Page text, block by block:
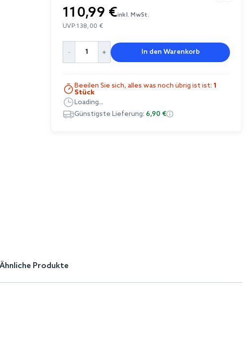
110,99 €inkl. MwSt.
UVP:138,00 €
In den Warenkorb
Beeilen Sie sich, alles was noch übrig ist ist: 1
Stück
Loading...
Günstigste Lieferung: 6,90 €
Ähnliche Produkte